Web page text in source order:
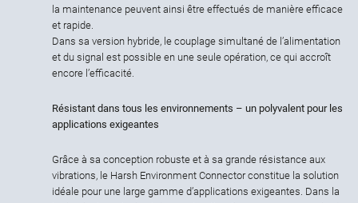
la maintenance peuvent ainsi être effectués de manière efficace
et rapide.
Dans sa version hybride, le couplage simultané de l’alimentation
et du signal est possible en une seule opération, ce qui accroît
encore l’efficacité.
Résistant dans tous les environnements – un polyvalent pour les
applications exigeantes
Grâce à sa conception robuste et à sa grande résistance aux
vibrations, le Harsh Environment Connector constitue la solution
idéale pour une large gamme d’applications exigeantes. Dans la